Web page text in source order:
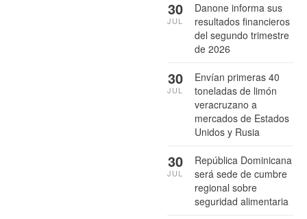
Danone informa sus
resultados financieros
del segundo trimestre
de 2026
30
JUL
Envían primeras 40
toneladas de limón
veracruzano a
mercados de Estados
Unidos y Rusia
30
JUL
República Dominicana
será sede de cumbre
regional sobre
seguridad alimentaria
30
JUL